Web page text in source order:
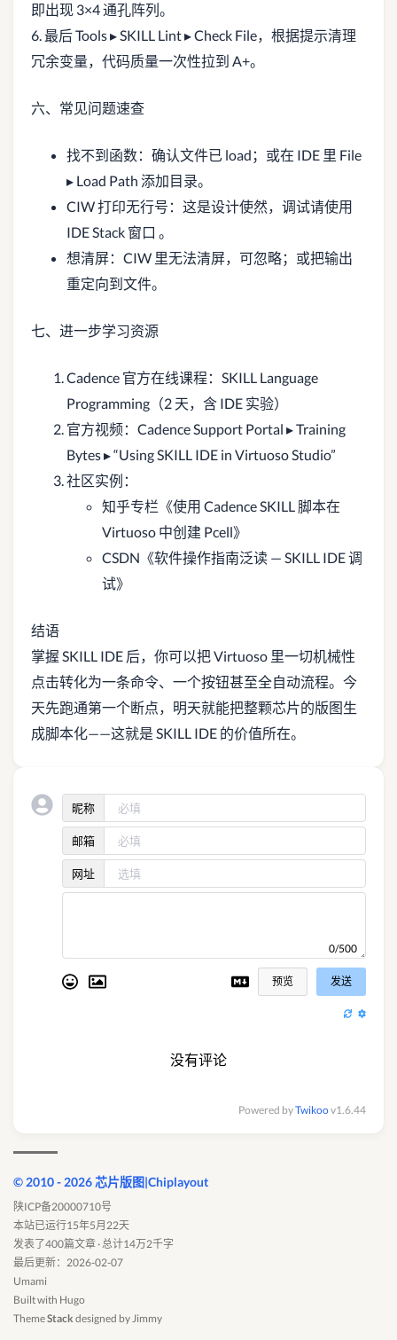
即出现 3×4 通孔阵列。
6. 最后 Tools ▸ SKILL Lint ▸ Check File，根据提示清理
冗余变量，代码质量一次性拉到 A+。
六、常见问题速查
找不到函数：确认文件已 load；或在 IDE 里 File
▸ Load Path 添加目录。
CIW 打印无行号：这是设计使然，调试请使用
IDE Stack 窗口 。
想清屏：CIW 里无法清屏，可忽略；或把输出
重定向到文件。
七、进一步学习资源
Cadence 官方在线课程：SKILL Language
Programming（2 天，含 IDE 实验）
官方视频：Cadence Support Portal ▸ Training
Bytes ▸ “Using SKILL IDE in Virtuoso Studio”
社区实例：
知乎专栏《使用 Cadence SKILL 脚本在
Virtuoso 中创建 Pcell》
CSDN《软件操作指南泛读 — SKILL IDE 调
试》
结语
掌握 SKILL IDE 后，你可以把 Virtuoso 里一切机械性
点击转化为一条命令、一个按钮甚至全自动流程。今
天先跑通第一个断点，明天就能把整颗芯片的版图生
成脚本化——这就是 SKILL IDE 的价值所在。
昵称
邮箱
网址
0/500
预览 发送
没有评论
Powered byTwikoov1.6.44
© 2010 - 2026 芯片版图|Chiplayout
陕ICP备20000710号
本站已运行15年5月22天
发表了400篇文章 · 总计14万2千字
最后更新：2026-02-07
Umami
Built with Hugo
ThemeStack designed byJimmy